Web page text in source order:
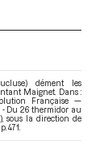
dément les
Maignet. Dans :
Française —
- Du 26 thermidor au
, sous la direction de
471.